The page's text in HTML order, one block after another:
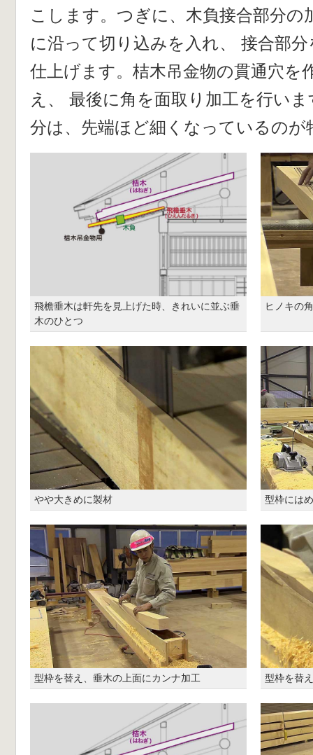
こします。つぎに、木負接合部分の
に沿って切り込みを入れ、 接合部
仕上げます。桔木吊金物の貫通穴を
え、 最後に角を面取り加工を行い
分は、先端ほど細くなっているのが
飛檐垂木は軒先を見上げた時、きれいに並ぶ垂
木のひとつ
ヒノキの
やや大きめに製材 型枠には
型枠を替え、垂木の上面にカンナ加工 型枠を替